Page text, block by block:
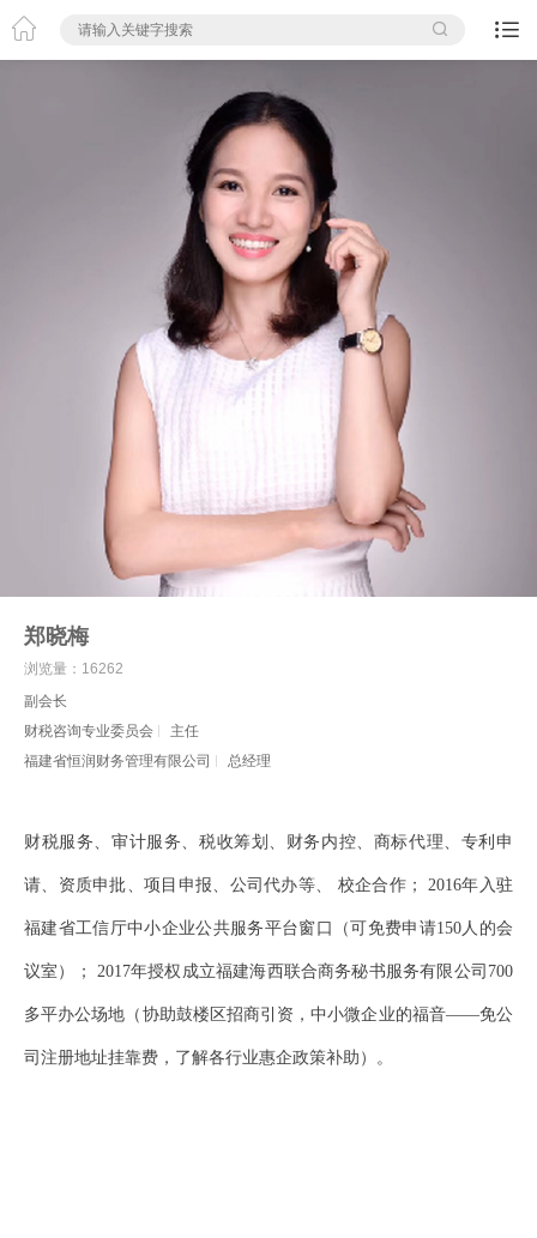
  
郑晓梅
浏览量：16262
副会长
财税咨询专业委员会
主任
福建省恒润财务管理有限公司
总经理
财税服务、审计服务、税收筹划、财务内控、商标代理、专利申
请、资质申批、项目申报、公司代办等、 校企合作； 2016年入驻
福建省工信厅中小企业公共服务平台窗口（可免费申请150人的会
议室）； 2017年授权成立福建海西联合商务秘书服务有限公司 700
多平办公场地（协助鼓楼区招商引资，中小微企业的福音——免公
司注册地址挂靠费，了解各行业惠企政策补助）。